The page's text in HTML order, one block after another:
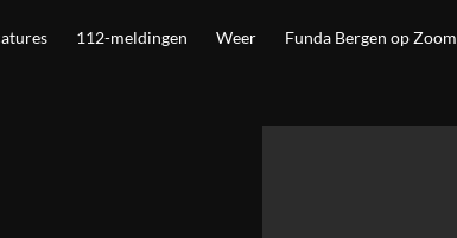
112-meldingen Weer Funda Bergen op Zoom